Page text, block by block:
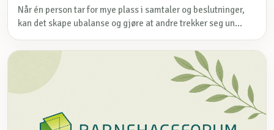
Når én person tar for mye plass i samtaler og beslutninger,
kan det skape ubalanse og gjøre at andre trekker seg un...